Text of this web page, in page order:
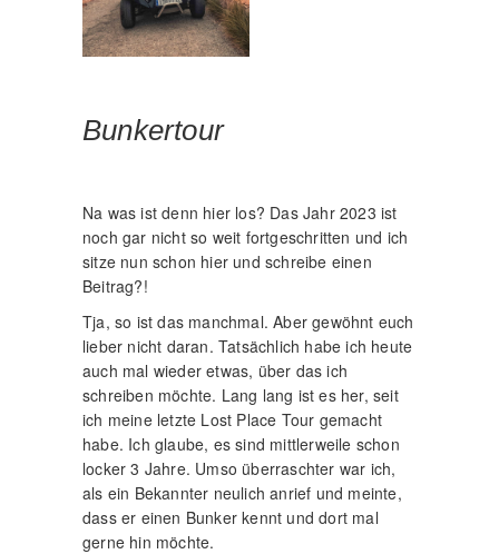
Bunkertour
Na was ist denn hier los? Das Jahr 2023 ist
noch gar nicht so weit fortgeschritten und ich
sitze nun schon hier und schreibe einen
Beitrag?!
Tja, so ist das manchmal. Aber gewöhnt euch
lieber nicht daran. Tatsächlich habe ich heute
auch mal wieder etwas, über das ich
schreiben möchte. Lang lang ist es her, seit
ich meine letzte Lost Place Tour gemacht
habe. Ich glaube, es sind mittlerweile schon
locker 3 Jahre. Umso überraschter war ich,
als ein Bekannter neulich anrief und meinte,
dass er einen Bunker kennt und dort mal
gerne hin möchte.